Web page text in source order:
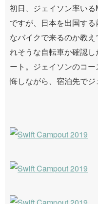
初日、ジェイソン率い
ですが、日本を出国す
なバイクで来るのか教
れそうな自転車か確認
ート。ジェイソンのコ
悔しながら、宿泊先でジ